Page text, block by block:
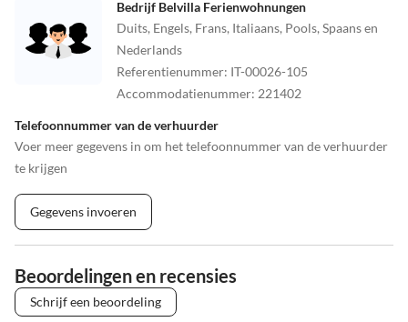
Bedrijf Belvilla Ferienwohnungen
Duits, Engels, Frans, Italiaans, Pools, Spaans en
Nederlands
Referentienummer: IT-00026-105
Accommodatienummer: 221402
Telefoonnummer van de verhuurder
Voer meer gegevens in om het telefoonnummer van de verhuurder
te krijgen
Gegevens invoeren
Beoordelingen en recensies
Schrijf een beoordeling